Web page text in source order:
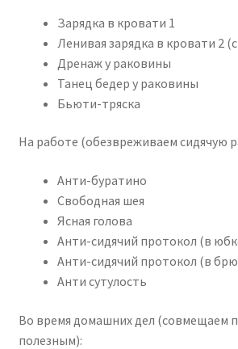
Зарядка в кровати 1
Ленивая зарядка в кровати 2
Дренаж у раковины
Танец бедер у раковины
Бьюти-тряска
На работе (обезвреживаем сидячую
Анти-буратино
Свободная шея
Ясная голова
Анти-сидячий протокол (в
Анти-сидячий протокол (в
Анти сутулость
Во время домашних дел (совмещаем
полезным):